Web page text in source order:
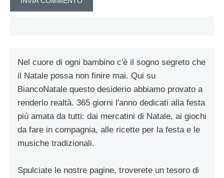
Nel cuore di ogni bambino c'è il sogno segreto che
il Natale possa non finire mai. Qui su
BiancoNatale questo desiderio abbiamo provato a
renderlo realtà. 365 giorni l'anno dedicati alla festa
più amata da tutti: dai mercatini di Natale, ai giochi
da fare in compagnia, alle ricette per la festa e le
musiche tradizionali.
Spulciate le nostre pagine, troverete un tesoro di